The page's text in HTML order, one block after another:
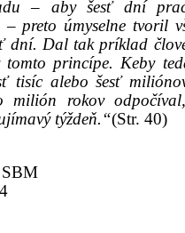
– aby šesť dní
preto úmyselne tvoril
dní. Dal tak príklad
princípe. Keby
tisíc alebo šesť
milión rokov
týždeň.“(Str. 40)